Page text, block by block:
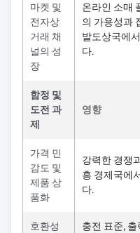
마켓 및
전자상
거래 채
널의 성
장
온라인 소매
의 가용성과
발도상국에
다.
함정 및
도전 과
제
영향
가격 민
감도 및
제품 상
품화
강력한 경쟁
흥 경제국에
다.
호환성
충전 표준,